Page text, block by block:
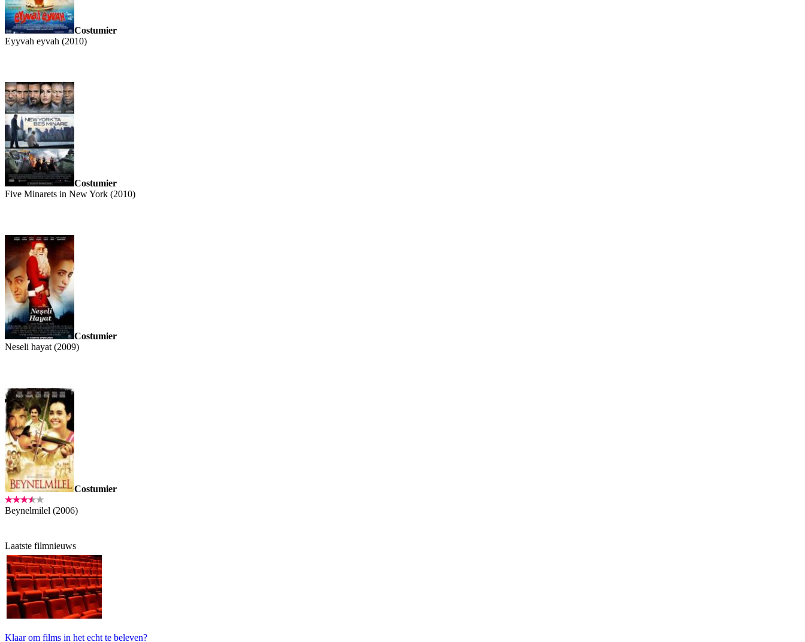
Costumier
Eyyvah eyvah (2010)
Costumier
Five Minarets in New York (2010)
Costumier
Neseli hayat (2009)
Costumier
Beynelmilel (2006)
Laatste filmnieuws
Klaar om films in het echt te beleven?